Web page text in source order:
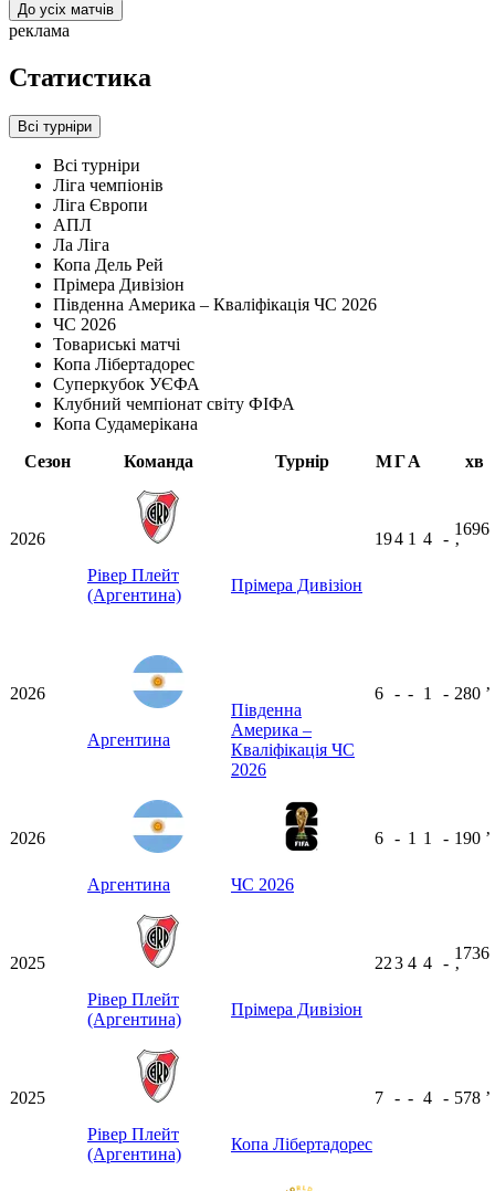
До усіх матчів
реклама
Статистика
Всі турніри
Всі турніри
Ліга чемпіонів
Ліга Європи
АПЛ
Ла Ліга
Копа Дель Рей
Прімера Дивізіон
Південна Америка – Кваліфікація ЧС 2026
ЧС 2026
Товариські матчі
Копа Лібертадорес
Суперкубок УЄФА
Клубний чемпіонат світу ФІФА
Копа Судамерікана
Сезон
Команда Турнір МГА хв
2026
Рівер Плейт
(Аргентина)
Прімера Дивізіон
194 1 4 -
1696
ʼ
2026
Аргентина
Південна
Америка –
Кваліфікація ЧС
2026
6 - - 1 - 280 ʼ
2026
Аргентина ЧС 2026
6 - 1 1 - 190 ʼ
2025
Рівер Плейт
(Аргентина)
Прімера Дивізіон
223 4 4 -
1736
ʼ
2025
Рівер Плейт
(Аргентина)
Копа Лібертадорес
7 - - 4 - 578 ʼ